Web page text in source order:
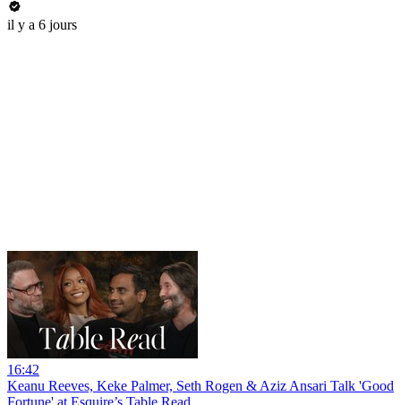
il y a 6 jours
16:42
Keanu Reeves, Keke Palmer, Seth Rogen & Aziz Ansari Talk 'Good